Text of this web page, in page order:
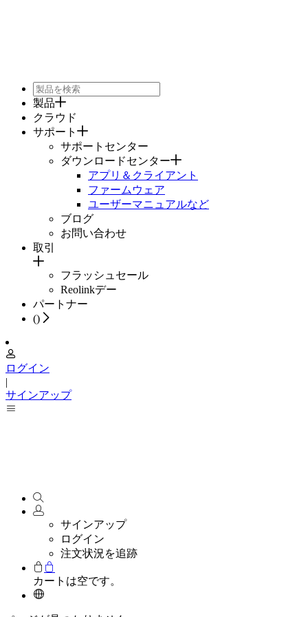
製品
クラウド
サポート
サポートセンター
ダウンロードセンター
アプリ＆クライアント
ファームウェア
ユーザーマニュアルなど
ブログ
お問い合わせ
取引
フラッシュセール
Reolinkデー
パートナー
()
ログイン
|
サインアップ
サインアップ
ログイン
注文状況を追跡
カートは空です。